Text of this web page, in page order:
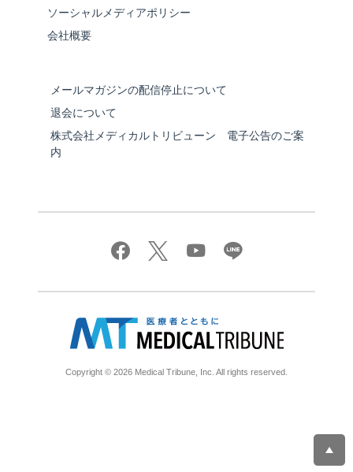
ソーシャルメディアポリシー
会社概要
メールマガジンの配信停止について
退会について
株式会社メディカルトリビューン 電子公告のご案
内
Copyright © 2026 Medical Tribune, Inc. All rights reserved.